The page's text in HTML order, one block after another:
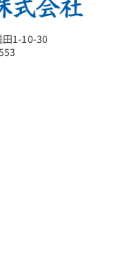
田1-10-30